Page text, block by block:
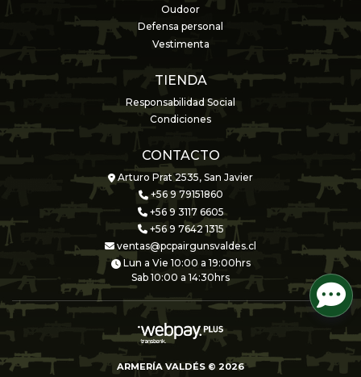
Oudoor
Defensa personal
Vestimenta
TIENDA
Responsabilidad Social
Condiciones
CONTACTO
Arturo Prat 2535, San Javier
+56 9 79151860
+56 9 3117 6605
+56 9 7642 1315
ventas@pcpairgunsvaldes.cl
Lun a Vie 10:00 a 19:00hrs
Sab 10:00 a 14:30hrs
ARMERÍA VALDÉS © 2026